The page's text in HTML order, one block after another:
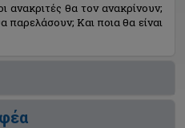
ανακριτές θα τον ανακρίνουν;
παρελάσουν; Και ποια θα είναι